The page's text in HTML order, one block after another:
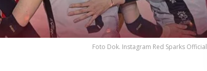
Foto Dok. Instagram Red Sparks Official